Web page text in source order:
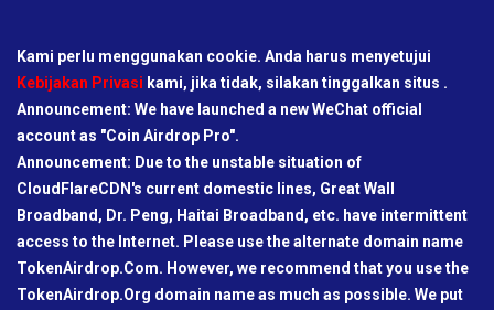
Kami perlu menggunakan cookie. Anda harus menyetujui
Kebijakan Privasi kami, jika tidak, silakan tinggalkan situs .
Announcement: We have launched a new WeChat official
account as "Coin Airdrop Pro".
Announcement: Due to the unstable situation of
CloudFlareCDN's current domestic lines, Great Wall
Broadband, Dr. Peng, Haitai Broadband, etc. have intermittent
access to the Internet. Please use the alternate domain name
TokenAirdrop.Com. However, we recommend that you use the
TokenAirdrop.Org domain name as much as possible. We put